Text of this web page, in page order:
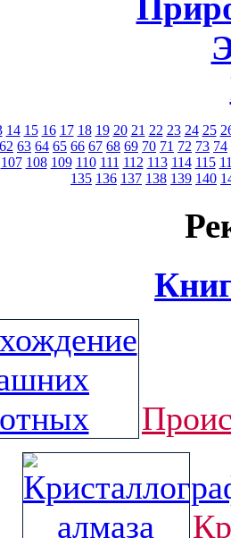
14 15 16 17 18 19 20 21 22 23 24 25
62 63 64 65 66 67 68 69 70 71 72 73 74
107 108 109 110 111 112 113 114 115
135 136 137 138 139 140